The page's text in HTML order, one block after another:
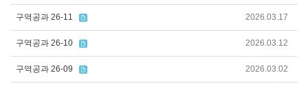
구역공과 26-11 2026.03.17
구역공과 26-10 2026.03.12
구역공과 26-09 2026.03.02